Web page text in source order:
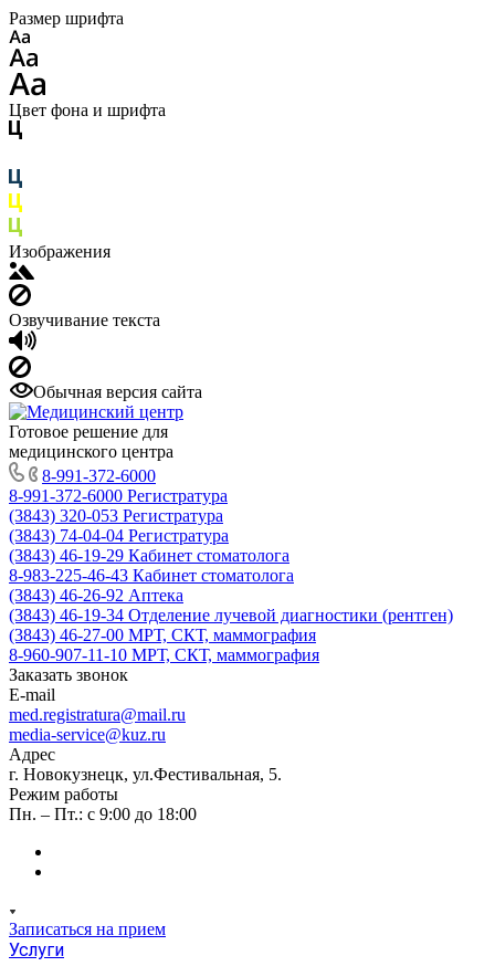
Размер шрифта
Цвет фона и шрифта
Изображения
Озвучивание текста
Обычная версия сайта
Готовое решение для
медицинского центра
8-991-372-6000
8-991-372-6000 Регистратура
(3843) 320-053 Регистратура
(3843) 74-04-04 Регистратура
(3843) 46-19-29 Кабинет стоматолога
8-983-225-46-43 Кабинет стоматолога
(3843) 46-26-92 Аптека
(3843) 46-19-34 Отделение лучевой диагностики (рентген)
(3843) 46-27-00 МРТ, СКТ, маммография
8-960-907-11-10 МРТ, СКТ, маммография
Заказать звонок
E-mail
med.registratura@mail.ru
media-service@kuz.ru
Адрес
г. Новокузнецк, ул.Фестивальная, 5.
Режим работы
Пн. – Пт.: с 9:00 до 18:00
Записаться на прием
Услуги